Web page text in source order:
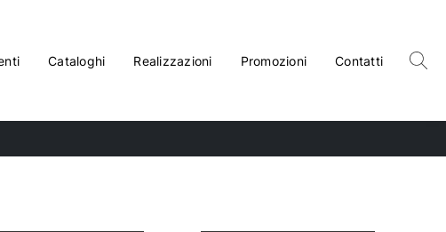
Cataloghi Realizzazioni Promozioni Contatti